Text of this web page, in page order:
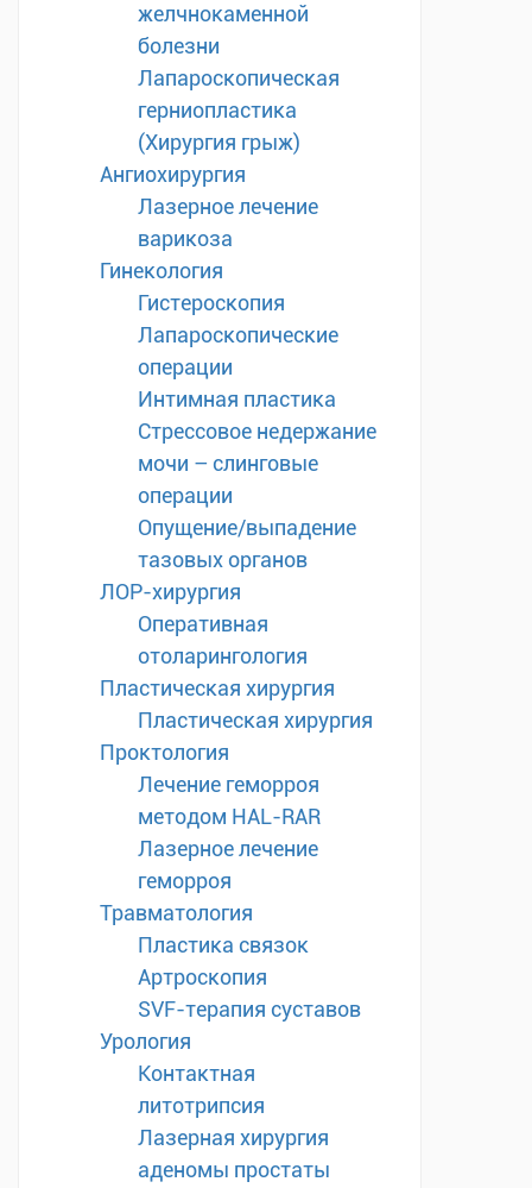
желчнокаменной
болезни
Лапароскопическая
герниопластика
(Хирургия грыж)
Ангиохирургия
Лазерное лечение
варикоза
Гинекология
Гистероскопия
Лапароскопические
операции
Интимная пластика
Стрессовое недержание
мочи – слинговые
операции
Опущение/выпадение
тазовых органов
ЛОР-хирургия
Оперативная
отоларингология
Пластическая хирургия
Пластическая хирургия
Проктология
Лечение геморроя
методом HAL-RAR
Лазерное лечение
геморроя
Травматология
Пластика связок
Артроскопия
SVF-терапия суставов
Урология
Контактная
литотрипсия
Лазерная хирургия
аденомы простаты